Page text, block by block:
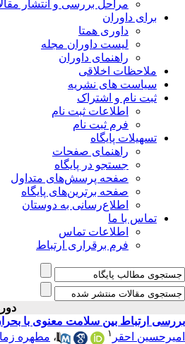
مراحل بررسی و انتشار
برای داوران
داوری همتا
لیست داوران مجله
راهنمای داوران
ملاحظات اخلاقی
سیاست های نشریه
ثبت نام و اشتراک
اطلاعات ثبت نام
فرم ثبت نام
تسهیلات پایگاه
راهنمای صفحات
جستجو در پایگاه
صفحه پرسش‌های متداول
صفحه برترین‌های پایگاه
اطلاع‌رسانی به دوستان
تماس با ما
اطلاعات تماس
فرم برقراری ارتباط
دوره ۲۳، شماره ۳ - ( مجله علمی
بررسی ارتباط بین سلامت معنوی با
امیرحسین احقر ۱ ، مطهره